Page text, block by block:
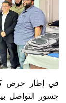
في إطار حرص
جسور التواصل